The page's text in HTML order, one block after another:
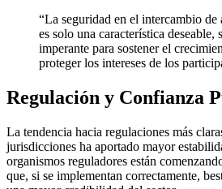
“La seguridad en el intercambio
es solo una característica deseable,
imperante para sostener el
proteger los intereses de los
Regulación y Confianza
La tendencia hacia regulaciones más
jurisdicciones ha aportado mayor
organismos reguladores están
que, si se implementan correctamente,